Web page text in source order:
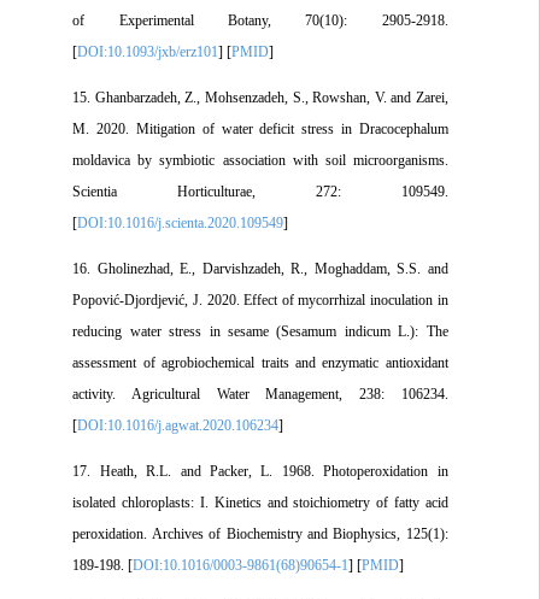
of Experimental Botany, 70(10): 2905-2918.
[DOI:10.1093/jxb/erz101] [PMID
15. Ghanbarzadeh, Z., Mohsenzadeh, S., Rowshan, V. and Zarei,
M. 2020. Mitigation of water deficit stress in Dracocephalum
moldavica by symbiotic association with soil microorganisms.
Scientia Horticulturae, 272: 109549.
[DOI:10.1016/j.scienta.2020.109549
16. Gholinezhad, E., Darvishzadeh, R., Moghaddam, S.S. and
Popović-Djordjević, J. 2020. Effect of mycorrhizal inoculation in
reducing water stress in sesame (Sesamum indicum L.): The
assessment of agrobiochemical traits and enzymatic antioxidant
activity. Agricultural Water Management, 238: 106234.
[DOI:10.1016/j.agwat.2020.106234
17. Heath, R.L. and Packer, L. 1968. Photoperoxidation in
isolated chloroplasts: I. Kinetics and stoichiometry of fatty acid
peroxidation. Archives of Biochemistry and Biophysics, 125(1):
189-198. [DOI:10.1016/0003-9861(68)90654-1] [PMID